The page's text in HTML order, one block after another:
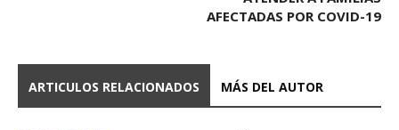
AFECTADAS POR COVID-19
ARTICULOS RELACIONADOS MÁS DEL AUTOR